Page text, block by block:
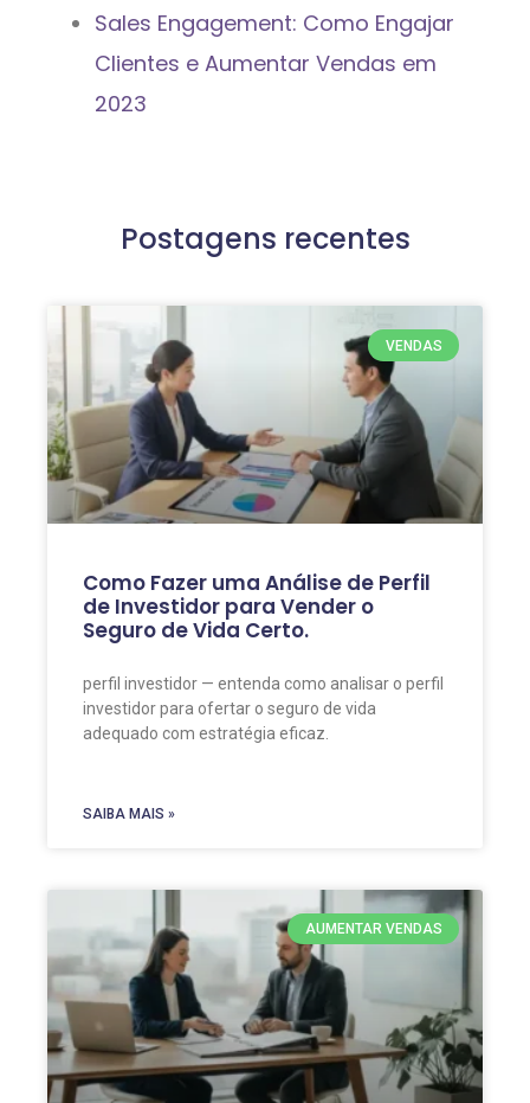
Sales Engagement: Como Engajar
Clientes e Aumentar Vendas em
2023
Postagens recentes
VENDAS
Como Fazer uma Análise de Perfil
de Investidor para Vender o
Seguro de Vida Certo.
perfil investidor — entenda como analisar o perfil
investidor para ofertar o seguro de vida
adequado com estratégia eficaz.
SAIBA MAIS »
AUMENTAR VENDAS